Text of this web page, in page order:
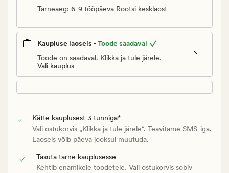
Tarneaeg: 6-9 tööpäeva Rootsi kesklaost
Kaupluse laoseis -Toode saadaval
Toode on saadaval. Klikka ja tule järele.
Vali kauplus
Kätte kauplusest 3 tunniga*
Vali ostukorvis „Klikka ja tule järele“. Teavitame SMS-iga.
Laoseis võib päeva jooksul muutuda.
Tasuta tarne kauplusesse
Kehtib enamikele toodetele. Vali ostukorvis sobiv